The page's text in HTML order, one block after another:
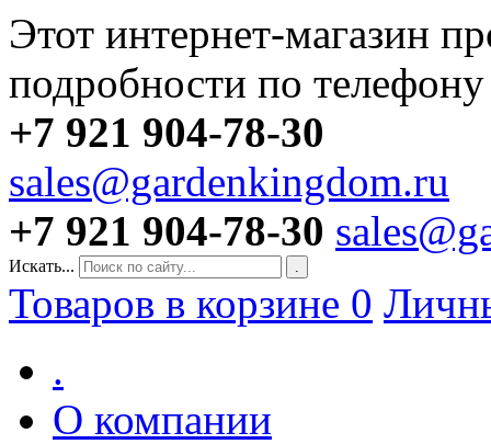
Этот интернет-магазин
подробности по телефону
+7 921 904-78-30
sales@gardenkingdom.ru
+7 921 904-78-30
Искать... .
Товаров в корзине 0
.
О компании